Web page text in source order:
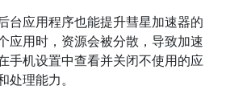
台应用程序也能提升彗星加速器的
应用时，资源会被分散，导致加速
手机设置中查看并关闭不使用的应
理能力。